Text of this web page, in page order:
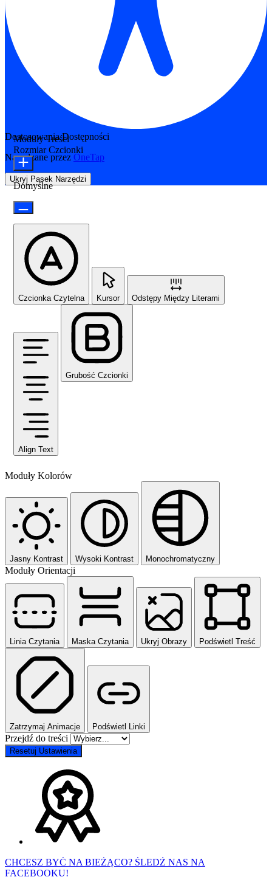
Dostosowania Dostępności
Napędzane przez OneTap
Ukryj Pasek Narzędzi
Moduły Treści
Rozmiar Czcionki
Domyślne
Czcionka Czytelna Kursor Odstępy Między Literami
Align Text
Grubość Czcionki
Moduły Kolorów
Jasny Kontrast Wysoki Kontrast Monochromatyczny
Moduły Orientacji
Linia Czytania Maska Czytania Ukryj Obrazy Podświetl Treść
Zatrzymaj Animacje Podświetl Linki
Przejdź do treści
Resetuj Ustawienia
CHCESZ BYĆ NA BIEŻĄCO? ŚLEDŹ NAS NA
FACEBOOKU!